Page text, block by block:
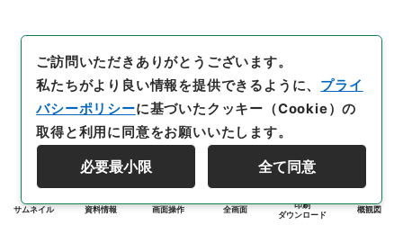
サムネイル 資料情報 画面操作 全画面
印刷
ダウンロード
概観図
ご訪問いただきありがとうございます。
私たちがより良い情報を提供できるように、 プライ
バシーポリシーに基づいたクッキー（Cookie）の
取得と利用に同意をお願いいたします。
必要最小限 全て同意